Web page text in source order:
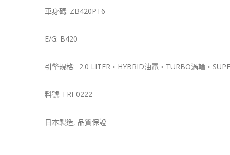
車身碼: ZB420PT6
E/G: B420
引擎規格: 2.0 LITER・HYBRID油電・TURBO渦輪・
料號: FRI-0222
日本製造, 品質保證